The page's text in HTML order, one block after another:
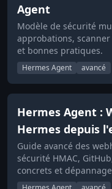
Agent
Modèle de sécurité
approbations,
et bonnes pratiques.
Hermes Agent avancé
Hermes Agent :
Hermes depuis
Guide avancé des
sécurité HMAC,
concrets et